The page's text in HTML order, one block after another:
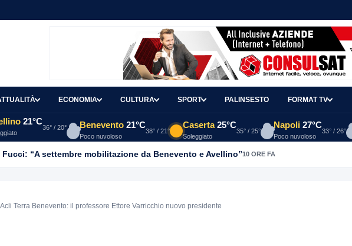
ECONOMIA CULTURA SPORT PALINSESTO FORMAT TV
21°C
36° / 20° Benevento 21°C
Poco nuvoloso
38° / 21°
Caserta 25°C
Soleggiato
35° / 25°
Napoli 27°C
Poco nuvoloso
33° / 26°
“A settembre mobilitazione da Benevento e Avellino”10 ORE FA
Terra Benevento: il professore Ettore Varricchio nuovo presidente